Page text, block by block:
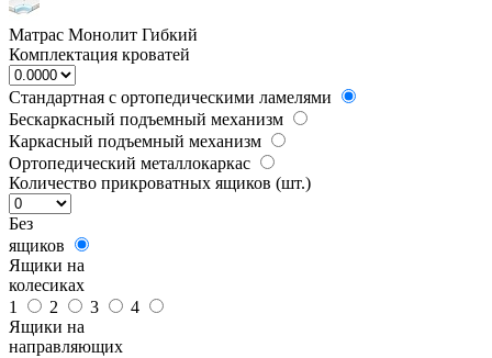
Матрас Монолит Гибкий
Комплектация кроватей
Стандартная с ортопедическими ламелями
Бескаркасный подъемный механизм
Каркасный подъемный механизм
Ортопедический металлокаркас
Количество прикроватных ящиков (шт.)
Без
ящиков
Ящики на
колесиках
1
2 3
4
Ящики на
направляющих